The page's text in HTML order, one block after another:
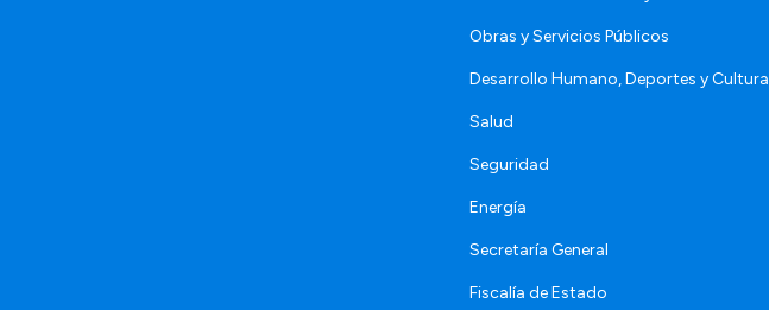
Obras y Servicios Públicos
Desarrollo Humano, Deportes y Cultura
Salud
Seguridad
Energía
Secretaría General
Fiscalía de Estado